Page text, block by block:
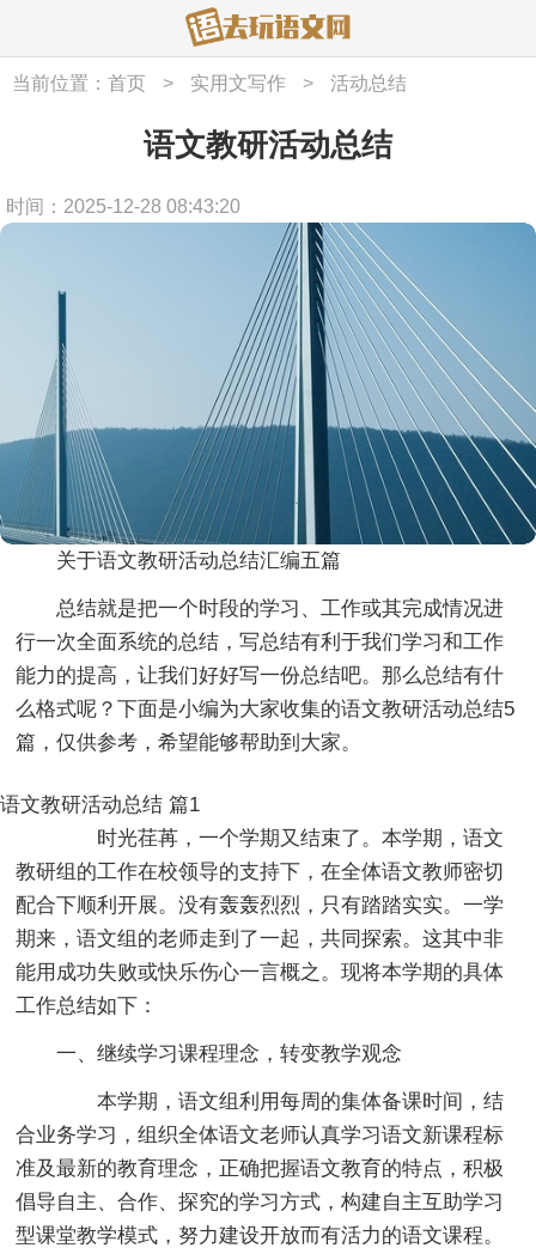
当前位置： 首页 > 实用文写作 > 活动总结
语文教研活动总结
时间：2025-12-28 08:43:20
关于语文教研活动总结汇编五篇
总结就是把一个时段的学习、工作或其完成情况进
行一次全面系统的总结，写总结有利于我们学习和工作
能力的提高，让我们好好写一份总结吧。那么总结有什
么格式呢？下面是小编为大家收集的语文教研活动总结5
篇，仅供参考，希望能够帮助到大家。
语文教研活动总结 篇1
时光荏苒，一个学期又结束了。本学期，语文
教研组的工作在校领导的支持下，在全体语文教师密切
配合下顺利开展。没有轰轰烈烈，只有踏踏实实。一学
期来，语文组的老师走到了一起，共同探索。这其中非
能用成功失败或快乐伤心一言概之。现将本学期的具体
工作总结如下：
一、继续学习课程理念，转变教学观念
本学期，语文组利用每周的集体备课时间，结
合业务学习，组织全体语文老师认真学习语文新课程标
准及最新的教育理念，正确把握语文教育的特点，积极
倡导自主、合作、探究的学习方式，构建自主互助学习
型课堂教学模式，努力建设开放而有活力的语文课程。